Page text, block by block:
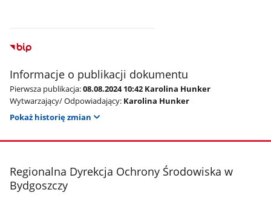
Informacje o publikacji dokumentu
Pierwsza publikacja:08.08.2024 10:42 Karolina Hunker
Wytwarzający/ Odpowiadający: Karolina Hunker
Pokaż historię zmian
stopka
Regionalna Dyrekcja Ochrony Środowiska w
Bydgoszczy